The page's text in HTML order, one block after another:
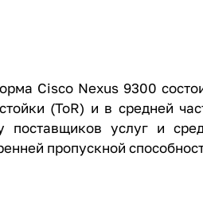
Cisco Nexus 9300
(ToR) и в средней
поставщиков услуг и
пропускной